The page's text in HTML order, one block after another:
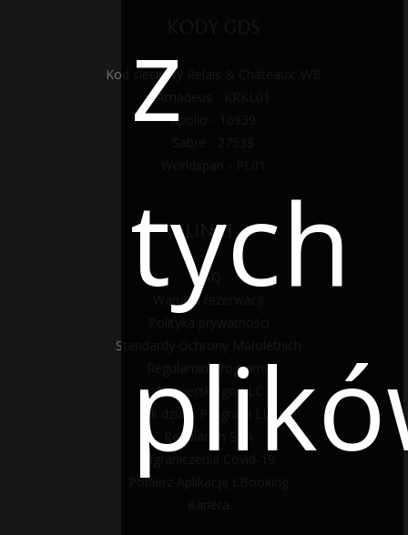
z
tych
Kod sieciowy Relais & Châteaux: WB
Amadeus - KRKL01
Apollo - 16939
LINKI
FAQ
Warunki rezerwacji
Standardy Ochrony Małoletnich
Regulamin Programu
Partnerskiego LLC
Jak działa Program LLC
Regulamin SPA
Pobierz Aplikację LBooking